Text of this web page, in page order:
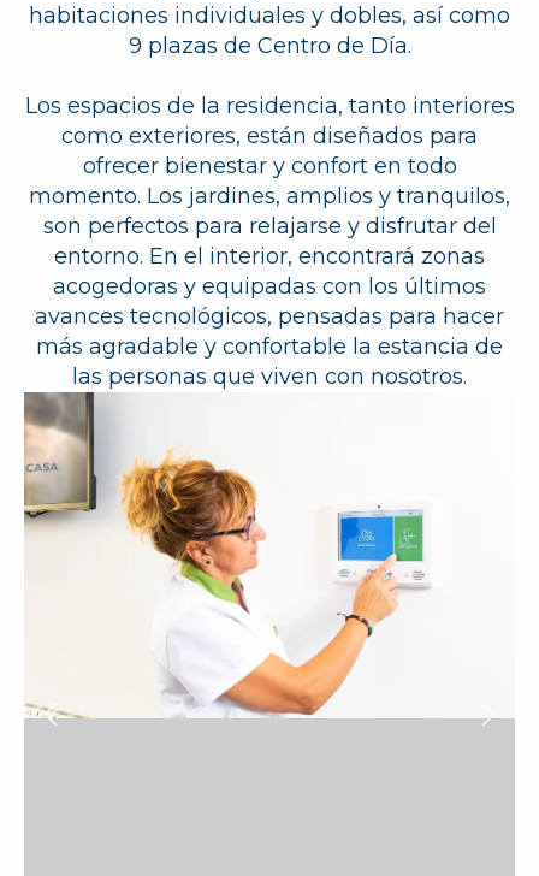
habitaciones individuales y dobles, así como
9 plazas de Centro de Día.
Los espacios de la residencia, tanto interiores
como exteriores, están diseñados para
ofrecer bienestar y confort en todo
momento. Los jardines, amplios y tranquilos,
son perfectos para relajarse y disfrutar del
entorno. En el interior, encontrará zonas
acogedoras y equipadas con los últimos
avances tecnológicos, pensadas para hacer
más agradable y confortable la estancia de
las personas que viven con nosotros.